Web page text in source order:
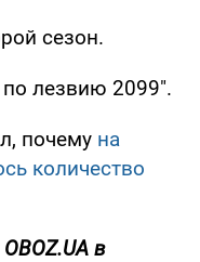
сезон.
по лезвию 2099".
почему на
количество
в